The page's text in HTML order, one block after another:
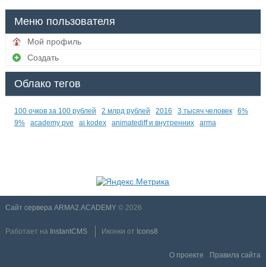
Меню пользователя
Мой профиль
Создать
Облако тегов
100 очков за 100 рублей 2 млрд рублей 2016 3 тысяч человек
6%
9%
academy pve ai kodex animatediff и внутренних arma
Сайт сервера ARMA2.ACADEMY© 2026
Работает на InstantCMS Иконки от Icons8
О проекте Правила сайта